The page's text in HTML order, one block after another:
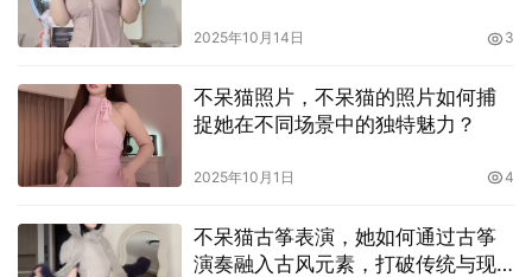
2025年10月14日 3
不呆猫照片，不呆猫的照片如何捕
捉她在不同场景中的独特魅力？
2025年10月1日 4
不呆猫古筝表演，她如何通过古筝
演奏融入古风元素，打破传统与现